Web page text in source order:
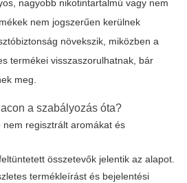
nagyobb nikotintartalmú vagy nem
nem jogszerűen kerülnek
növekszik, miközben a
termékei visszaszorulhatnak, bár
meg.
a szabályozás óta?
regisztrált aromákat és
összetevők jelentik az alapot.
termékleírást és bejelentési